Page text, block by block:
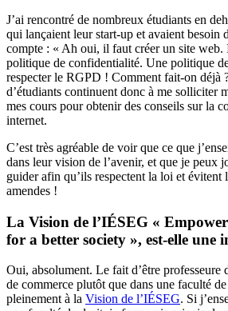
J’ai rencontré de nombreux étudiants en
qui lançaient leur start-up et avaient besoin
compte : « Ah oui, il faut créer un site web.
politique de confidentialité. Une politique
respecter le RGPD ! Comment fait-on déjà
d’étudiants continuent donc à me solliciter
mes cours pour obtenir des conseils sur la
internet.
C’est très agréable de voir que ce que
dans leur vision de l’avenir, et que je peux
guider afin qu’ils respectent la loi et évitent
amendes !
La Vision de l’IÉSEG «
for a better society », est-elle une
Oui, absolument. Le fait d’être professeure
de commerce plutôt que dans une faculté
pleinement à la Vision de l’IÉSEG. Si